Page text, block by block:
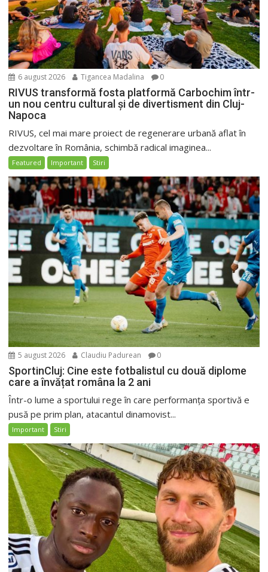
6 august 2026 Tigancea Madalina 0
RIVUS transformă fosta platformă Carbochim într-
un nou centru cultural și de divertisment din Cluj-
Napoca
RIVUS, cel mai mare proiect de regenerare urbană aflat în
dezvoltare în România, schimbă radical imaginea...
Featured Important Stiri
5 august 2026 Claudiu Padurean 0
SportinCluj: Cine este fotbalistul cu două diplome
care a învățat româna la 2 ani
Într-o lume a sportului rege în care performanța sportivă e
pusă pe prim plan, atacantul dinamovist...
Important Stiri